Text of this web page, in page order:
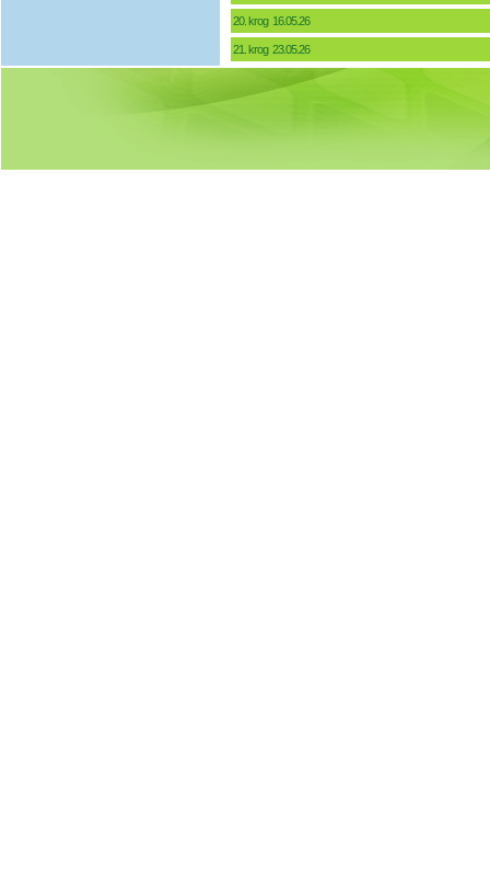
20. krog 16.05.26
21. krog 23.05.26